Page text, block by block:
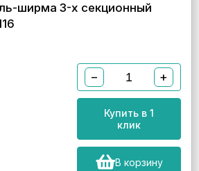
ширма 3-х секционный
− +
Купить в 1
клик
В корзину